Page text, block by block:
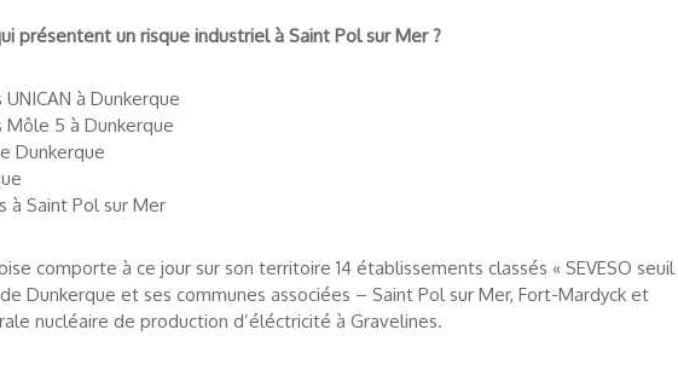
présentent un risque industriel à Saint Pol sur Mer ?
à Dunkerque
5 à Dunkerque
Dunkerque
Saint Pol sur Mer
comporte à ce jour sur son territoire 14 établissements classés « SEVESO seuil
Dunkerque et ses communes associées – Saint Pol sur Mer, Fort-Mardyck et
nucléaire de production d’éléctricité à Gravelines.